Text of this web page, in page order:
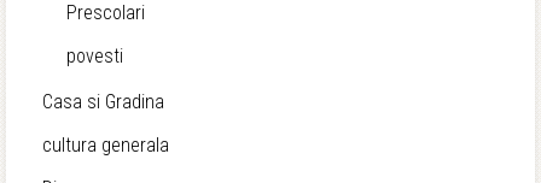
Prescolari
povesti
Casa si Gradina
cultura generala